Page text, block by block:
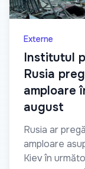
Externe
Institutul
Rusia
amploare
august
Rusia ar
amploare
Kiev în